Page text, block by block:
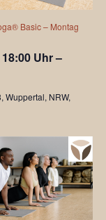
Uhr –
Basic – Montag
Wuppertal, NRW,